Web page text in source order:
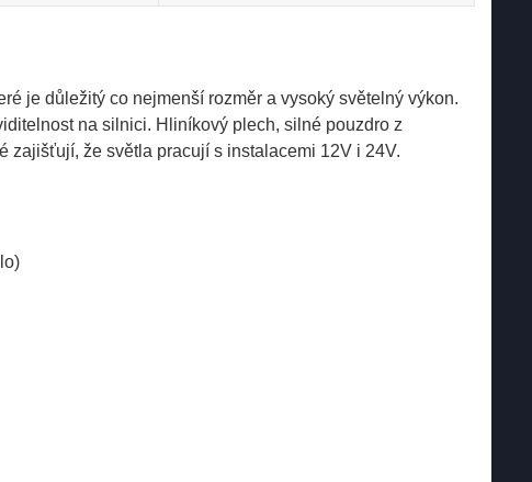
je důležitý co nejmenší rozměr a vysoký světelný výkon.
na silnici. Hliníkový plech, silné pouzdro z
zajišťují, že světla pracují s instalacemi 12V i 24V.